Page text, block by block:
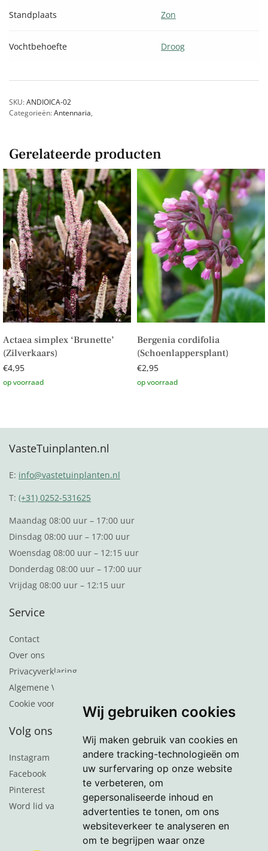
Wij gebruiken cookies
Wij maken gebruik van cookies en
andere tracking-technologieën om
uw surfervaring op onze website
te verbeteren, om
gepersonaliseerde inhoud en
advertenties te tonen, om ons
websiteverkeer te analyseren en
om te begrijpen waar onze
Standplaats Zon
Vochtbehoefte Droog
SKU:ANDIOICA-02
Categorieën:Antennaria,
Gerelateerde producten
Actaea simplex ‘Brunette’
(Zilverkaars)
€4,95
Bergenia cordifolia
(Schoenlappersplant)
€2,95
VasteTuinplanten.nl
E: info@vastetuinplanten.nl
T:(+31) 0252-531625
Maandag 08:00 uur – 17:00 uur
Dinsdag 08:00 uur – 17:00 uur
Woensdag 08:00 uur – 12:15 uur
Donderdag 08:00 uur – 17:00 uur
Vrijdag 08:00 uur – 12:15 uur
Service
Contact
Over ons
Privacyverklaring
Algemene Voorwaarden
Cookie voorkeuren
Volg ons
Instagram
Facebook
Pinterest
Word lid van de nieuwsbrief